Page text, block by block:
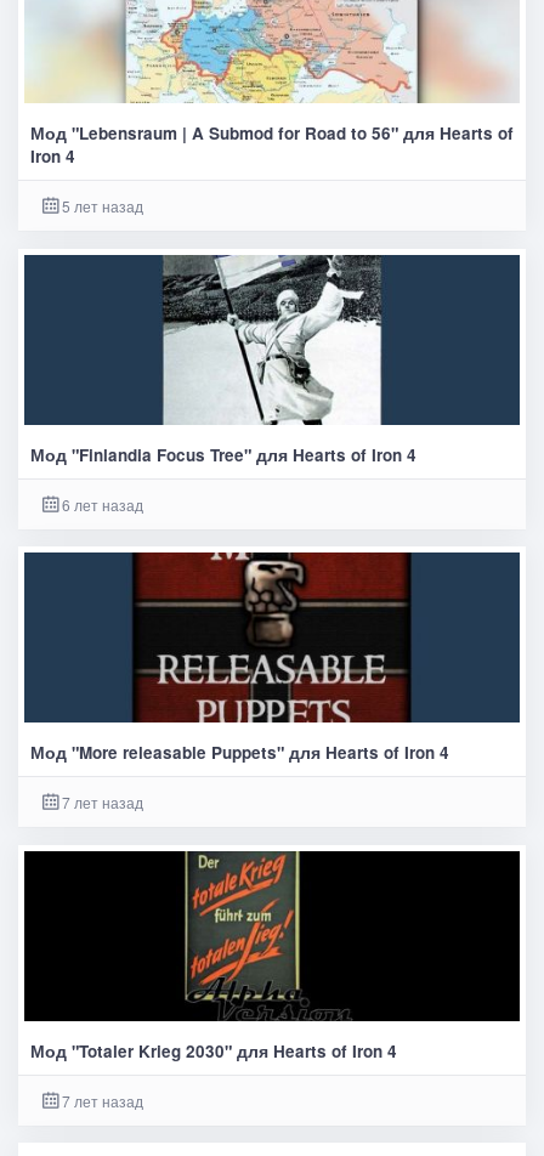
Мод "Lebensraum | A Submod for Road to 56" для Hearts of
Iron 4
5 лет назад
Мод "Finlandia Focus Tree" для Hearts of Iron 4
6 лет назад
Мод "More releasable Puppets" для Hearts of Iron 4
7 лет назад
Мод "Totaler Krieg 2030" для Hearts of Iron 4
7 лет назад